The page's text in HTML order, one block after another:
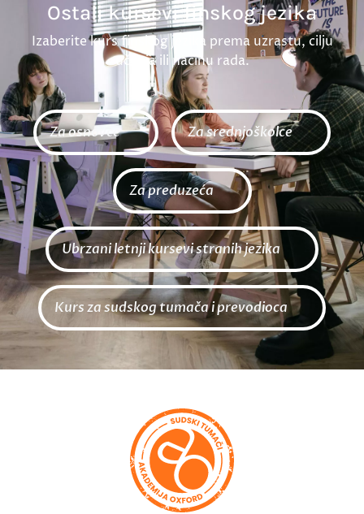
Ostali kursevi finskog jezika
Izaberite kurs finskog jezika prema uzrastu, cilju
učenja ili načinu rada.
Za osnovce Za srednjoškolce
Za preduzeća
Ubrzani letnji kursevi stranih jezika
Kurs za sudskog tumača i prevodioca